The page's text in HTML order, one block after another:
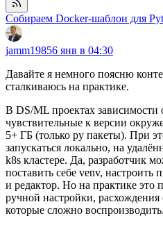
Собираем Docker-шаблон для
jamm19856 янв в 04:30
Давайте я немного поясню
сталкиваюсь на практике.
В DS/ML проектах
чувствительные к версии
5+ ГБ (только py пакеты). При
запускаться локально, на
k8s кластере. Да, разработчик
поставить себе venv,
и редактор. Но на практике это
ручной настройки,
которые сложно воспроизводить.